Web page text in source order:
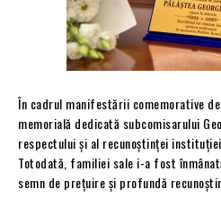
În cadrul manifestării comemorative
memorială dedicată subcomisarului
respectului și al recunoștinței
Totodată, familiei sale i-a fost
semn de prețuire și profundă